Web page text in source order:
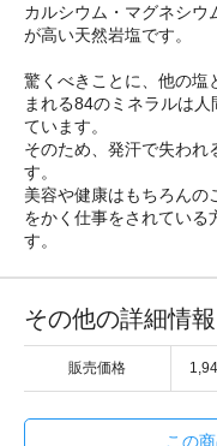
カルシウム・マグネシウ
が高い天然岩塩です。
驚くべきことに、他の塩
まれる84のミネラルは
ています。
そのため、発汗で失われ
す。
美容や健康はもちろんの
をかく仕事をされている
す。
その他の詳細情報
販売価格
この